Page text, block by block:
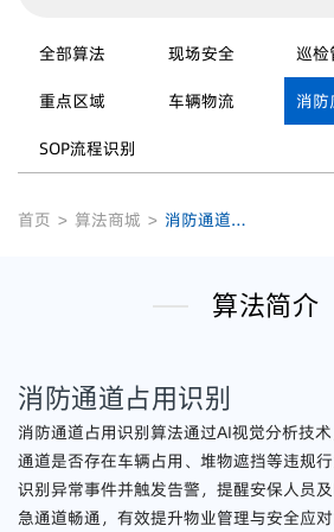
全部算法 现场安全 巡检
重点区域
车辆物流 消防
SOP流程识别
首页 > 算法商城 > 消防通道占用识别
算法简介
消防通道占用识别
消防通道占用识别算法通过AI视觉分析技
通道是否存在车辆占用、堆物遮挡等违规
识别异常事件并触发告警，提醒安保人员
急通道畅通，有效提升物业管理与安全应对